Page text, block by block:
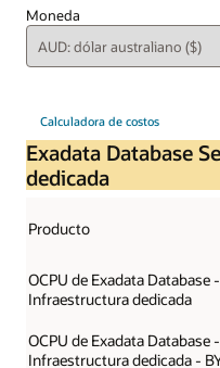
Moneda
Calculadora de costos
Exadata Database
dedicada
Producto
OCPU de Exadata Database -
Infraestructura dedicada
OCPU de Exadata Database -
Infraestructura dedicada -